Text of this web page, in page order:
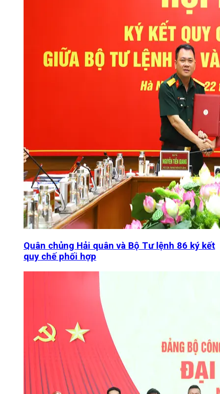
Quân chủng Hải quân và Bộ Tư lệnh 86 ký kết
quy chế phối hợp